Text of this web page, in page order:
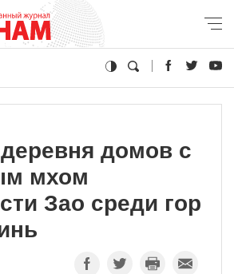
домов с
мхом
Зао среди гор